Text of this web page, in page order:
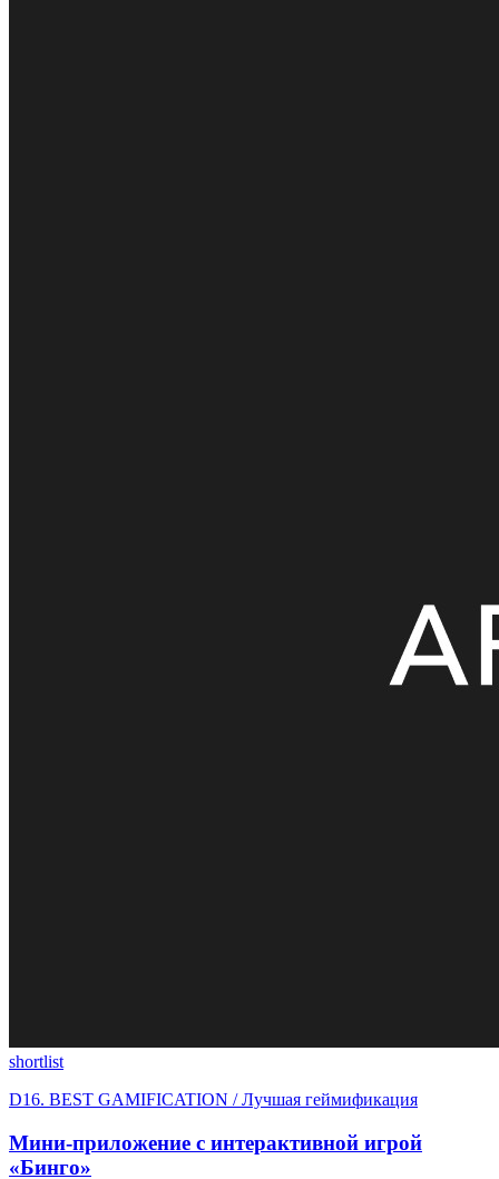
shortlist
D16. BEST GAMIFICATION / Лучшая геймификация
Мини-приложение с интерактивной игрой
«Бинго»